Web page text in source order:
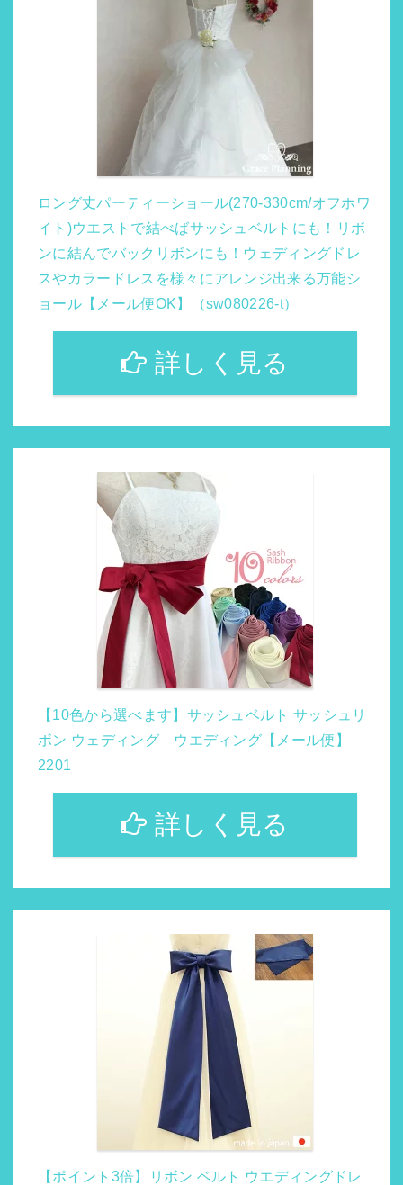
ロング丈パーティーショール(270-330cm/オフホワ
イト)ウエストで結べばサッシュベルトにも！リボ
ンに結んでバックリボンにも！ウェディングドレ
スやカラードレスを様々にアレンジ出来る万能シ
ョール【メール便OK】（sw080226-t）
詳しく見る
【10色から選べます】サッシュベルト サッシュリ
ボン ウェディング ウエディング【メール便】
2201
詳しく見る
【ポイント3倍】リボン ベルト ウエディングドレ